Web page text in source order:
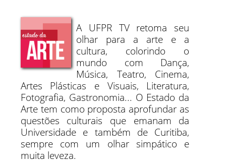
A UFPR TV retoma seu
olhar para a arte e a
cultura, colorindo o
mundo com Dança,
Música, Teatro, Cinema,
Artes Plásticas e Visuais, Literatura,
Fotografia, Gastronomia... O Estado da
Arte tem como proposta aprofundar as
questões culturais que emanam da
Universidade e também de Curitiba,
sempre com um olhar simpático e
muita leveza.